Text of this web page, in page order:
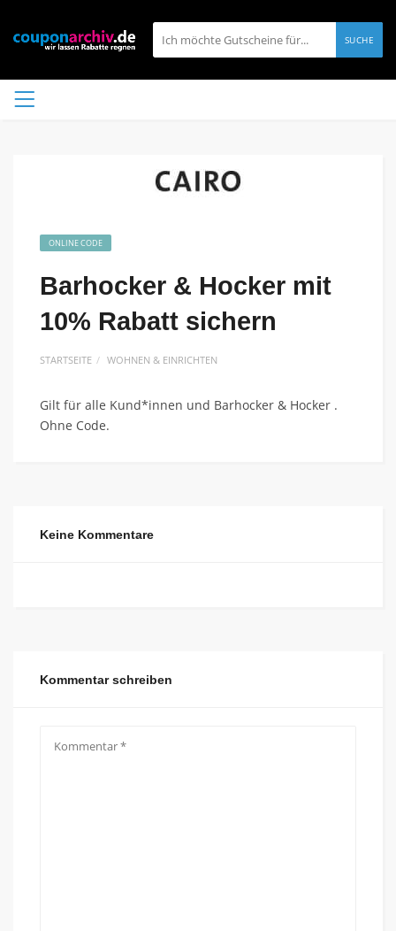
SUCHE
ONLINE CODE
Barhocker & Hocker mit
10% Rabatt sichern
STARTSEITE WOHNEN & EINRICHTEN
Gilt für alle Kund*innen und Barhocker & Hocker .
Ohne Code.
Keine Kommentare
Kommentar schreiben